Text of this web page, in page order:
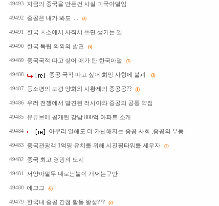
49493 지금의 중국을 만든건 사실 미국아덜임
49492 중공은 내가 봐도 .... (2)
49491 한국 ㅈ소에서 사직서 쓰면 생기는 일
49490 한국 독립 의외의 발견 (5)
49489 중국국적 따고 싶어 애가 탄 한국아덜 (7)
49488 중공 국적 따고 싶어 희망 사항에 불과 (3)
49487 등소평의 도광 양회와 시황제의 중공몽?? (1)
49486 우러 전쟁에서 발견된 러시아와 중공의 공통 약점
49485 유튜브에 공개된 강남 800억 아파트 소개
49484 아무리 일해도 더 가난해지는 중공 사회 ,중공의 부동...
49483 중국관광객 1억명 유치를 위해 시진핑타워를 세우자 (2)
49482 중국 최고 영광의 도시
49481 서양아덜두 내로남불이 개쩌는구만
49480 에그그 (6)
49479 한국내 중공 간첩 활동 왕성??? (2)